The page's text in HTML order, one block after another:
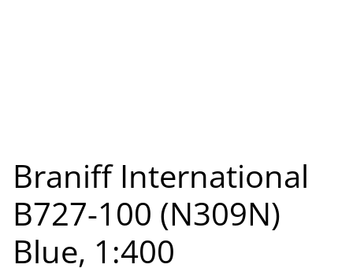
Braniff International
B727-100 (N309N)
Blue, 1:400